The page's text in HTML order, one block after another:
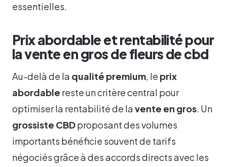
essentielles.
Prix abordable et rentabilité pour
la vente en gros de fleurs de cbd
Au-delà de la qualité premium, le prix
abordable reste un critère central pour
optimiser la rentabilité de lavente en gros. Un
grossiste CBDproposant des volumes
importants bénéficie souvent de tarifs
négociés grâce à des accords directs avec les